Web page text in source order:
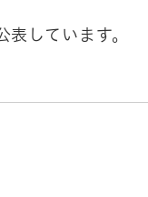
しています。